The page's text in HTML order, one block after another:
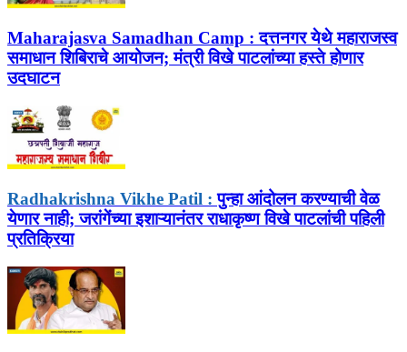
Maharajasva Samadhan Camp : दत्तनगर येथे महाराजस्व
समाधान शिबिराचे आयोजन; मंत्री विखे पाटलांच्या हस्ते होणार
उदघाटन
Radhakrishna Vikhe Patil : पुन्हा आंदोलन करण्याची वेळ
येणार नाही; जरांगेंच्या इशाऱ्यानंतर राधाकृष्ण विखे पाटलांची पहिली
प्रतिक्रिया